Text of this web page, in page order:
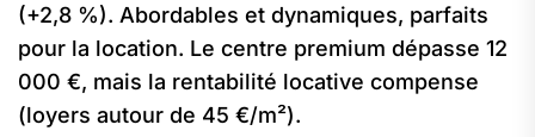
(+2,8 %). Abordables et dynamiques, parfaits
pour la location. Le centre premium dépasse 12
000 €, mais la rentabilité locative compense
(loyers autour de 45 €/m²).